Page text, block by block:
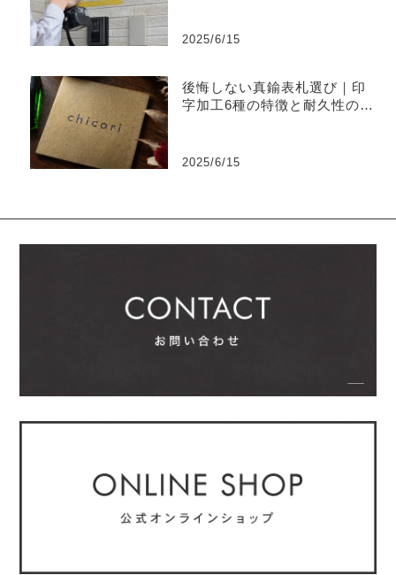
2025/6/15
後悔しない真鍮表札選び｜印
字加工6種の特徴と耐久性の違
2025/6/15